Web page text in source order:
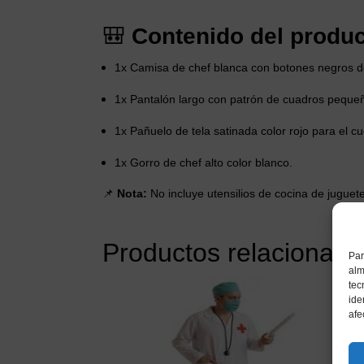
🎒 Contenido del
1x Camisa de chef blanca con botones negros
1x Pantalón largo con patrón de cuadros
1x Pañuelo de tela satinada color rojo para el
1x Gorro de chef alto color blanco.
📌 Nota: No incluye utensilios de cocina de
Productos